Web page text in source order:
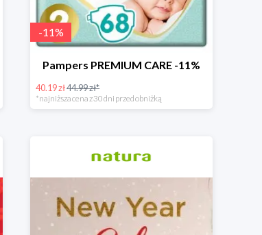
-11%
Pampers PREMIUM CARE -11%
40.19 zł44.99 zł*
*najniższa cena z 30 dni przed obniżką